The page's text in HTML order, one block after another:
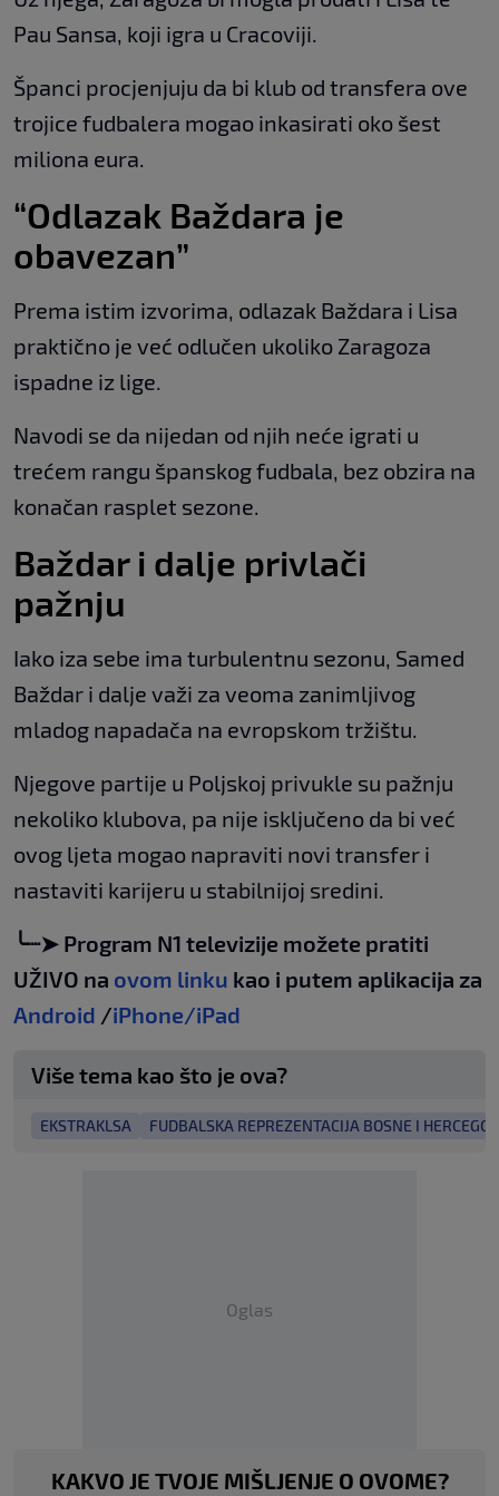
Pau Sansa, koji igra u Cracoviji.
Španci procjenjuju da bi klub od transfera ove
trojice fudbalera mogao inkasirati oko šest
miliona eura.
“Odlazak Baždara je
obavezan”
Prema istim izvorima, odlazak Baždara i Lisa
praktično je već odlučen ukoliko Zaragoza
ispadne iz lige.
Navodi se da nijedan od njih neće igrati u
trećem rangu španskog fudbala, bez obzira na
konačan rasplet sezone.
Baždar i dalje privlači
pažnju
Iako iza sebe ima turbulentnu sezonu, Samed
Baždar i dalje važi za veoma zanimljivog
mladog napadača na evropskom tržištu.
Njegove partije u Poljskoj privukle su pažnju
nekoliko klubova, pa nije isključeno da bi već
ovog ljeta mogao napraviti novi transfer i
nastaviti karijeru u stabilnijoj sredini.
╰┈➤ Program N1 televizije možete pratiti
UŽIVO na ovom linku kao i putem aplikacija za
Android /iPhone/iPad
Više tema kao što je ova?
EKSTRAKLSA FUDBALSKA REPREZENTACIJA BOSNE I
Oglas
KAKVO JE TVOJE MIŠLJENJE O OVOME?